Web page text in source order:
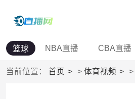
篮球 NBA直播 CBA直播
当前位置： 首页 > 体育视频 >